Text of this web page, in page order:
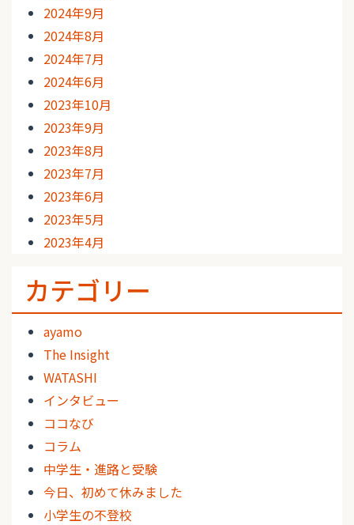
2024年9月
2024年8月
2024年7月
2024年6月
2023年10月
2023年9月
2023年8月
2023年7月
2023年6月
2023年5月
2023年4月
カテゴリー
ayamo
The Insight
WATASHI
インタビュー
ココなび
コラム
中学生・進路と受験
今日、初めて休みました
小学生の不登校